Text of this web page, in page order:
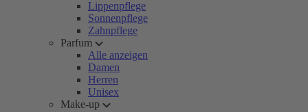
Lippenpflege
Sonnenpflege
Zahnpflege
Parfum
Alle anzeigen
Damen
Herren
Unisex
Make-up